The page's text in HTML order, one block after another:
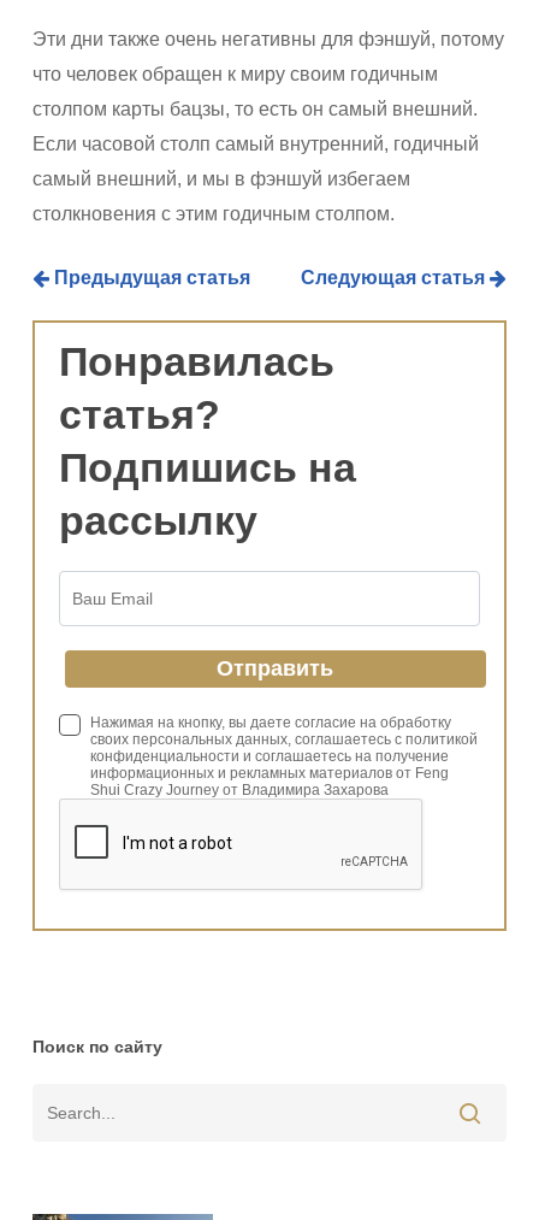
Эти дни также очень негативны для фэншуй, потому
что человек обращен к миру своим годичным
столпом карты бацзы, то есть он самый внешний.
Если часовой столп самый внутренний, годичный
самый внешний, и мы в фэншуй избегаем
столкновения с этим годичным столпом.
Предыдущая статья Следующая статья
Понравилась
статья?
Подпишись на
рассылку
Нажимая на кнопку, вы даете согласие на обработку
своих персональных данных, соглашаетесь с политикой
конфиденциальности и соглашаетесь на получение
информационных и рекламных материалов от Feng
Shui Crazy Journey от Владимира Захарова
Поиск по сайту